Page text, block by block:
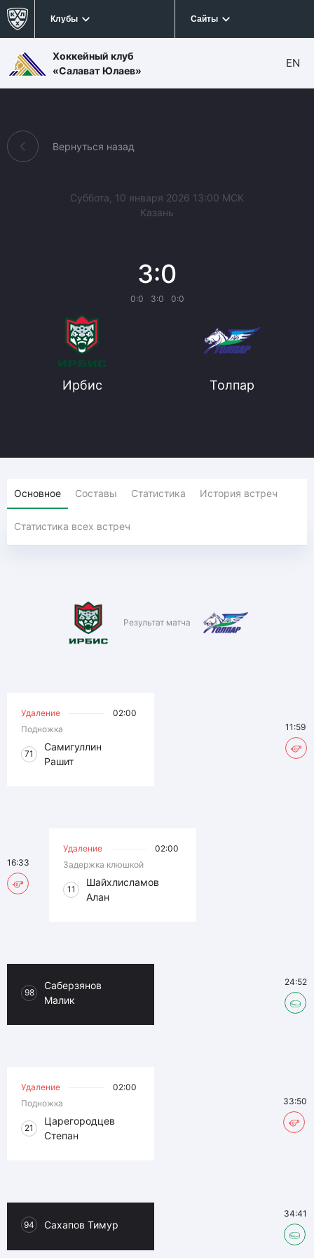
Клубы Сайты
Хоккейный клуб
«Салават Юлаев»
EN
Вернуться назад
Ирбис
Суббота, 10 января 2026 13:00 МСК
Казань
3:0
0:0 3:0 0:0
Толпар
Основное Составы Статистика История встреч
Статистика всех встреч
Результат матча
Удаление
02:00
Подножка
71
Самигуллин
Рашит
11:59
Удаление
02:00
Задержка клюшкой
11
Шайхлисламов
Алан
16:33
98
Саберзянов
Малик
24:52
Удаление
02:00
Подножка
21
Царегородцев
Степан
33:50
94 Сахапов Тимур
34:41